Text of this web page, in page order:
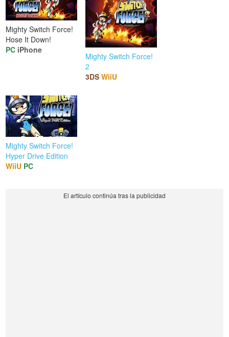
Mighty Switch Force!
Hose It Down!
PC iPhone
Mighty Switch Force!
2
3DS WiiU
Mighty Switch Force!
Hyper Drive Edition
WiiU PC